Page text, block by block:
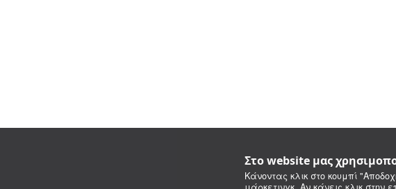
Στο website μας
Κάνοντας κλικ στο κουμπί